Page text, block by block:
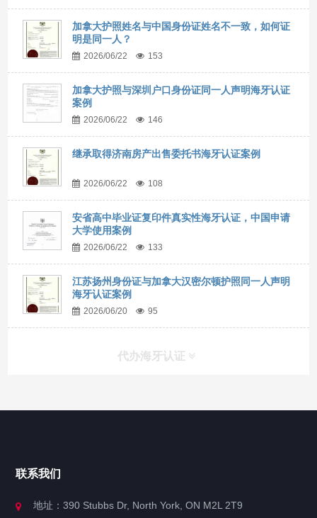
加拿大护照姓名与中国身份证姓名不一致，如何证
明是同一人？
2026/06/22 153
加拿大护照与深圳户口身份证同一人声明海牙认证
案例
2026/06/22 146
继承取得济南房产出售委托书海牙认证案例
2026/06/22 108
安省高中毕业证复印件真实性海牙认证，中国申请
大学使用案例
2026/06/22 133
江苏扬州身份证与加拿大汉密尔顿护照同一人声明
海牙认证案例
2026/06/20 95
代办海牙认证
联系我们
地址：390 Stubbs Dr, North York, ON M2L 2T9